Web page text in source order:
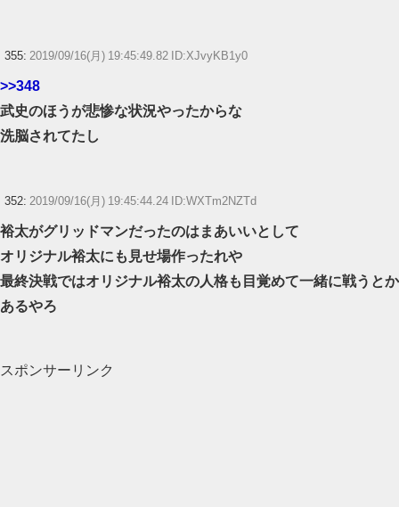
355: 2019/09/16(月) 19:45:49.82 ID:XJvyKB1y0
>>348
武史のほうが悲惨な状況やったからな
洗脳されてたし
352: 2019/09/16(月) 19:45:44.24 ID:WXTm2NZTd
裕太がグリッドマンだったのはまあいいとして
オリジナル裕太にも見せ場作ったれや
最終決戦ではオリジナル裕太の人格も目覚めて一緒に戦うとか
あるやろ
スポンサーリンク